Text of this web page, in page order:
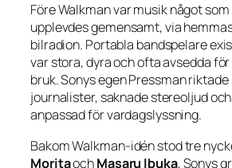
Före Walkman var musik något
upplevdes gemensamt, via
bilradion. Portabla bandspelare
var stora, dyra och ofta avsedda
bruk. Sonys egen Pressman
journalister, saknade stereoljud
anpassad för vardagslyssning.
Bakom Walkman-idén stod tre
MoritaochMasaru Ibuka, Sonys